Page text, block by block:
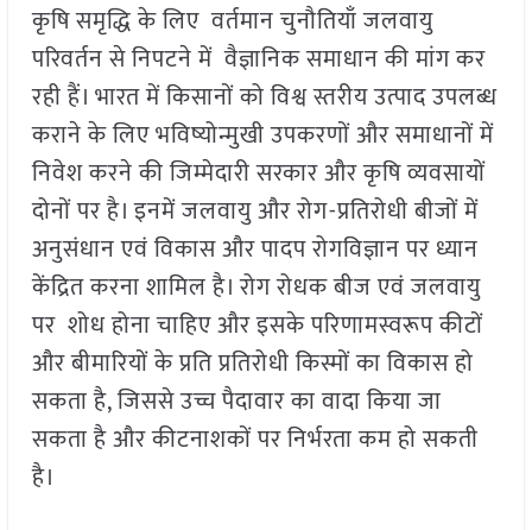
कृषि समृद्धि के लिए वर्तमान चुनौतियाँ जलवायु
परिवर्तन से निपटने में वैज्ञानिक समाधान की मांग कर
रही हैं। भारत में किसानों को विश्व स्तरीय उत्पाद उपलब्ध
कराने के लिए भविष्योन्मुखी उपकरणों और समाधानों में
निवेश करने की जिम्मेदारी सरकार और कृषि व्यवसायों
दोनों पर है। इनमें जलवायु और रोग-प्रतिरोधी बीजों में
अनुसंधान एवं विकास और पादप रोगविज्ञान पर ध्यान
केंद्रित करना शामिल है। रोग रोधक बीज एवं जलवायु
पर शोध होना चाहिए और इसके परिणामस्वरूप कीटों
और बीमारियों के प्रति प्रतिरोधी किस्मों का विकास हो
सकता है, जिससे उच्च पैदावार का वादा किया जा
सकता है और कीटनाशकों पर निर्भरता कम हो सकती
है।